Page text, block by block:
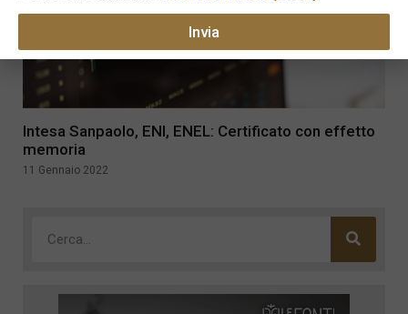
Intesa Sanpaolo, ENI, ENEL: Certificato con effetto
memoria
11 Gennaio 2022
Invia